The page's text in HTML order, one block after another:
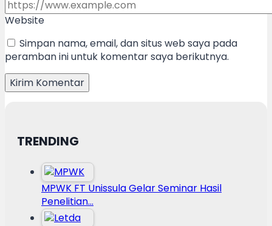
Website
Simpan nama, email, dan situs web saya pada
peramban ini untuk komentar saya berikutnya.
TRENDING
MPWK FT Unissula Gelar Seminar Hasil
Penelitian…